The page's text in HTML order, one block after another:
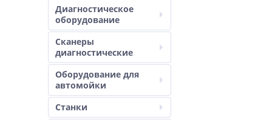
Диагностическое
оборудование
Сканеры
диагностические
Оборудование для
автомойки
Станки